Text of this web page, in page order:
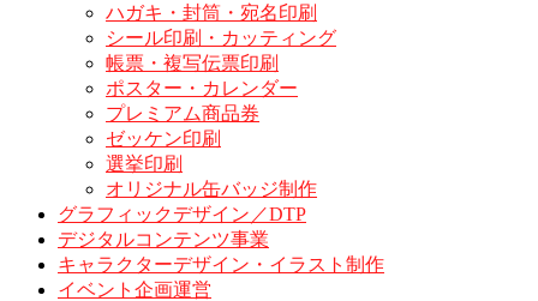
ハガキ・封筒・宛名印刷
シール印刷・カッティング
帳票・複写伝票印刷
ポスター・カレンダー
プレミアム商品券
ゼッケン印刷
選挙印刷
オリジナル缶バッジ制作
グラフィックデザイン／DTP
デジタルコンテンツ事業
キャラクターデザイン・イラスト制作
イベント企画運営